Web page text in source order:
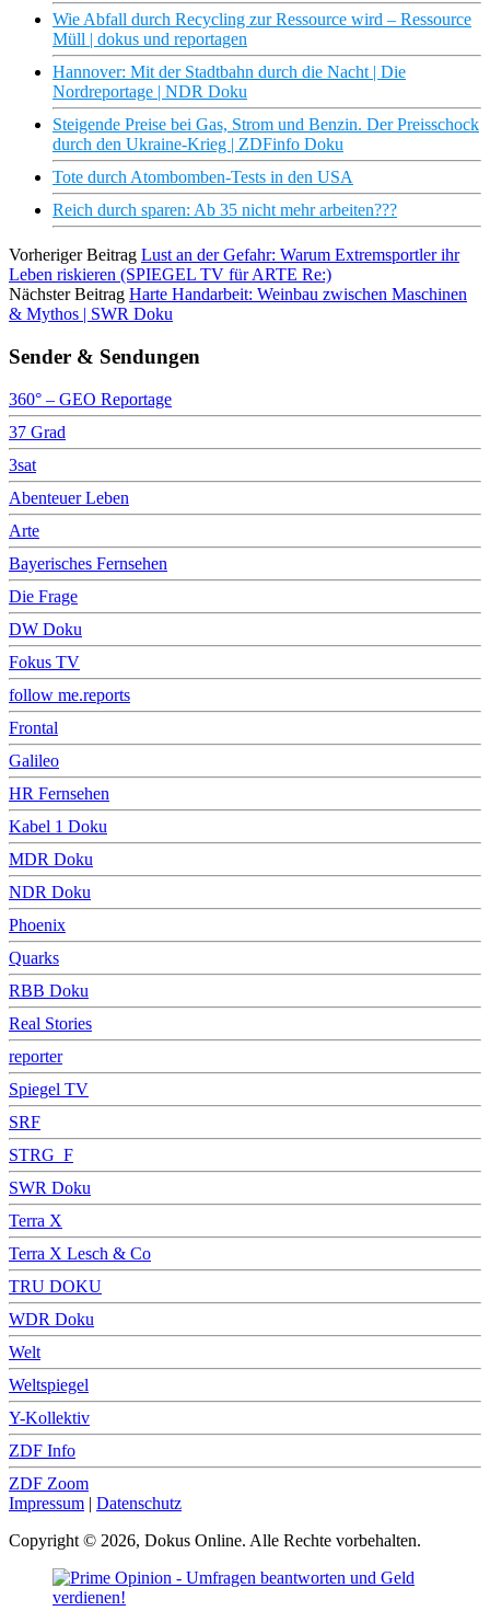
Wie Abfall durch Recycling zur Ressource wird – Ressource
Müll | dokus und reportagen
Hannover: Mit der Stadtbahn durch die Nacht | Die
Nordreportage | NDR Doku
Steigende Preise bei Gas, Strom und Benzin. Der Preisschock
durch den Ukraine-Krieg | ZDFinfo Doku
Tote durch Atombomben-Tests in den USA
Reich durch sparen: Ab 35 nicht mehr arbeiten???
Vorheriger Beitrag Lust an der Gefahr: Warum Extremsportler ihr
Leben riskieren (SPIEGEL TV für ARTE Re:)
Nächster Beitrag Harte Handarbeit: Weinbau zwischen Maschinen
& Mythos | SWR Doku
Sender & Sendungen
360° – GEO Reportage
37 Grad
3sat
Abenteuer Leben
Arte
Bayerisches Fernsehen
Die Frage
DW Doku
Fokus TV
follow me.reports
Frontal
Galileo
HR Fernsehen
Kabel 1 Doku
MDR Doku
NDR Doku
Phoenix
Quarks
RBB Doku
Real Stories
reporter
Spiegel TV
SRF
STRG_F
SWR Doku
Terra X
Terra X Lesch & Co
TRU DOKU
WDR Doku
Welt
Weltspiegel
Y-Kollektiv
ZDF Info
ZDF Zoom
Impressum | Datenschutz
Copyright © 2026, Dokus Online. Alle Rechte vorbehalten.